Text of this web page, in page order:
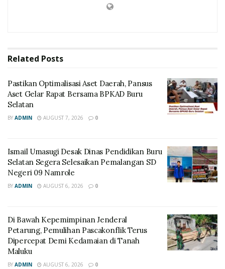
Related Posts
Pastikan Optimalisasi Aset Daerah, Pansus
Aset Gelar Rapat Bersama BPKAD Buru
Selatan
BY ADMIN AUGUST 7, 2026 0
Ismail Umasugi Desak Dinas Pendidikan Buru
Selatan Segera Selesaikan Pemalangan SD
Negeri 09 Namrole
BY ADMIN AUGUST 6, 2026 0
Di Bawah Kepemimpinan Jenderal
Petarung, Pemulihan Pascakonflik Terus
Dipercepat Demi Kedamaian di Tanah
Maluku
BY ADMIN AUGUST 6, 2026 0